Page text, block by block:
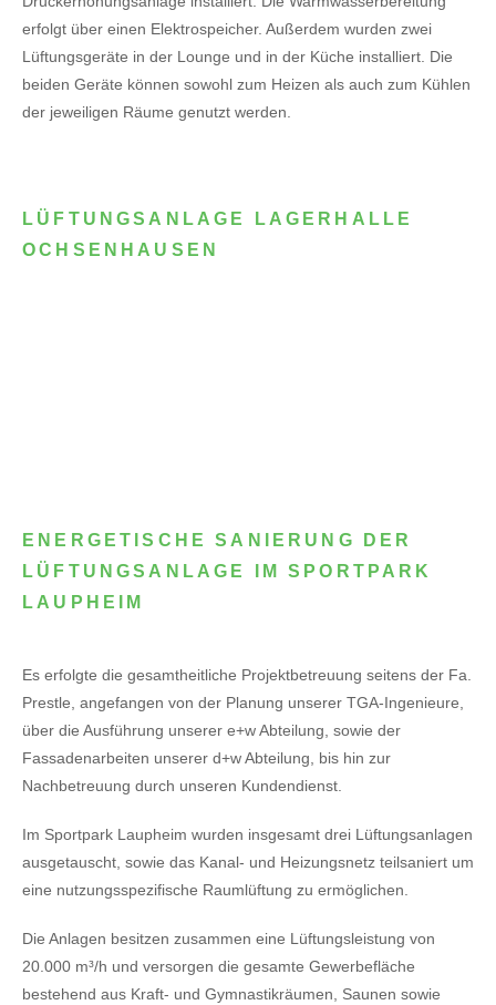
erfolgt über einen Elektrospeicher. Außerdem wurden zwei
Lüftungsgeräte in der Lounge und in der Küche installiert. Die
beiden Geräte können sowohl zum Heizen als auch zum Kühlen
der jeweiligen Räume genutzt werden.
LÜFTUNGSANLAGE LAGERHALLE
OCHSENHAUSEN
ENERGETISCHE SANIERUNG DER
LÜFTUNGSANLAGE IM SPORTPARK
LAUPHEIM
Es erfolgte die gesamtheitliche Projektbetreuung seitens der Fa.
Prestle, angefangen von der Planung unserer TGA-Ingenieure,
über die Ausführung unserer e+w Abteilung, sowie der
Fassadenarbeiten unserer d+w Abteilung, bis hin zur
Nachbetreuung durch unseren Kundendienst.
Im Sportpark Laupheim wurden insgesamt drei Lüftungsanlagen
ausgetauscht, sowie das Kanal- und Heizungsnetz teilsaniert um
eine nutzungsspezifische Raumlüftung zu ermöglichen.
Die Anlagen besitzen zusammen eine Lüftungsleistung von
20.000 m³/h und versorgen die gesamte Gewerbefläche
bestehend aus Kraft- und Gymnastikräumen, Saunen sowie